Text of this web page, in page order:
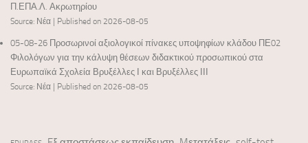
Π.ΕΠΑ.Λ. Ακρωτηρίου
Source: Νέα Published on 2026-08-05
05-08-26 Προσωρινοί αξιολογικοί πίνακες υποψηφίων κλάδου ΠΕ02
Φιλολόγων για την κάλυψη θέσεων διδακτικού προσωπικού στα
Ευρωπαϊκά Σχολεία Βρυξέλλες Ι και Βρυξέλλες ΙΙΙ
Source: Νέα Published on 2026-08-05